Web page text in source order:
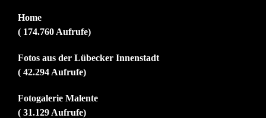
Home
( 174.760 Aufrufe)
Fotos aus der Lübecker Innenstadt
( 42.294 Aufrufe)
Fotogalerie Malente
( 31.129 Aufrufe)